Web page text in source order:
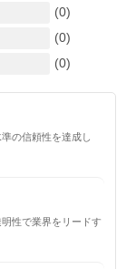
(0)
(0)
(0)
の信頼性を達成し
性で業界をリードす